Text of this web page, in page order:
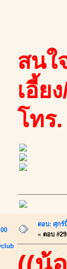
สนใ
เอี้ย
โทร
ตอบ: ศุกร์
« ตอบ